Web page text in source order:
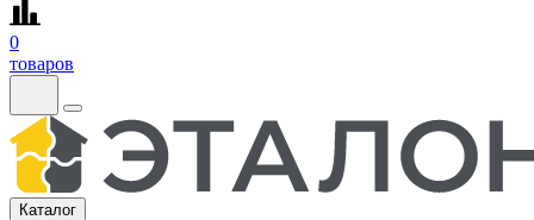
0
товаров
Каталог